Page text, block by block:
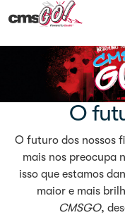
O
O futuro dos nossos
mais nos preocupa
isso que estamos
maior e mais
CMSGO,